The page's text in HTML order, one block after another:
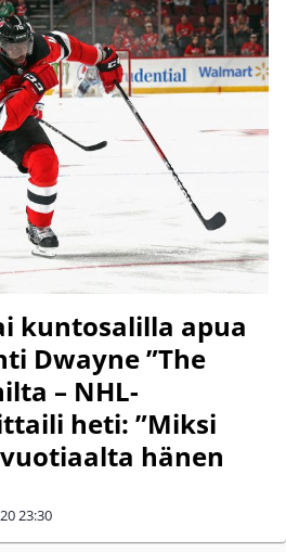
kuntosalilla apua
Dwayne ”The
– NHL-
heti: ”Miksi
hänen
23:30